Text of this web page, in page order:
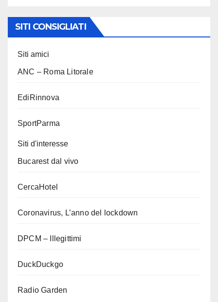
SITI CONSIGLIATI
Siti amici
ANC – Roma Litorale
EdiRinnova
SportParma
Siti d'interesse
Bucarest dal vivo
CercaHotel
Coronavirus, L’anno del lockdown
DPCM – Illegittimi
DuckDuckgo
Radio Garden